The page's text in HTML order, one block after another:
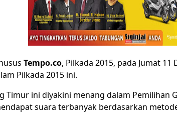
Tempo.co, Pilkada 2015, pada Jumat
Pilkada 2015 ini.
Timur ini diyakini menang dalam Pemilihan
suara terbanyak berdasarkan